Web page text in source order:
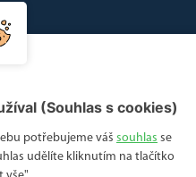
(Souhlas s cookies)
potřebujeme váš souhlas se
udělíte kliknutím na tlačítko